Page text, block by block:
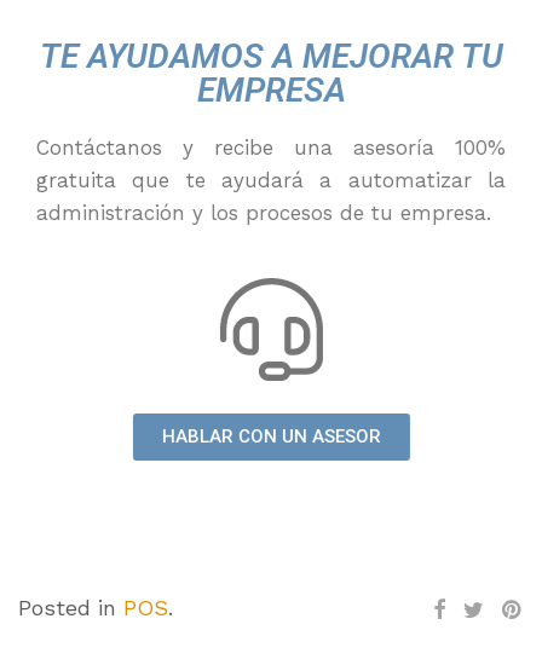
TE AYUDAMOS A MEJORAR TU
EMPRESA
Contáctanos y recibe una asesoría 100%
gratuita que te ayudará a automatizar la
administración y los procesos de tu empresa.
HABLAR CON UN ASESOR
Posted in POS.